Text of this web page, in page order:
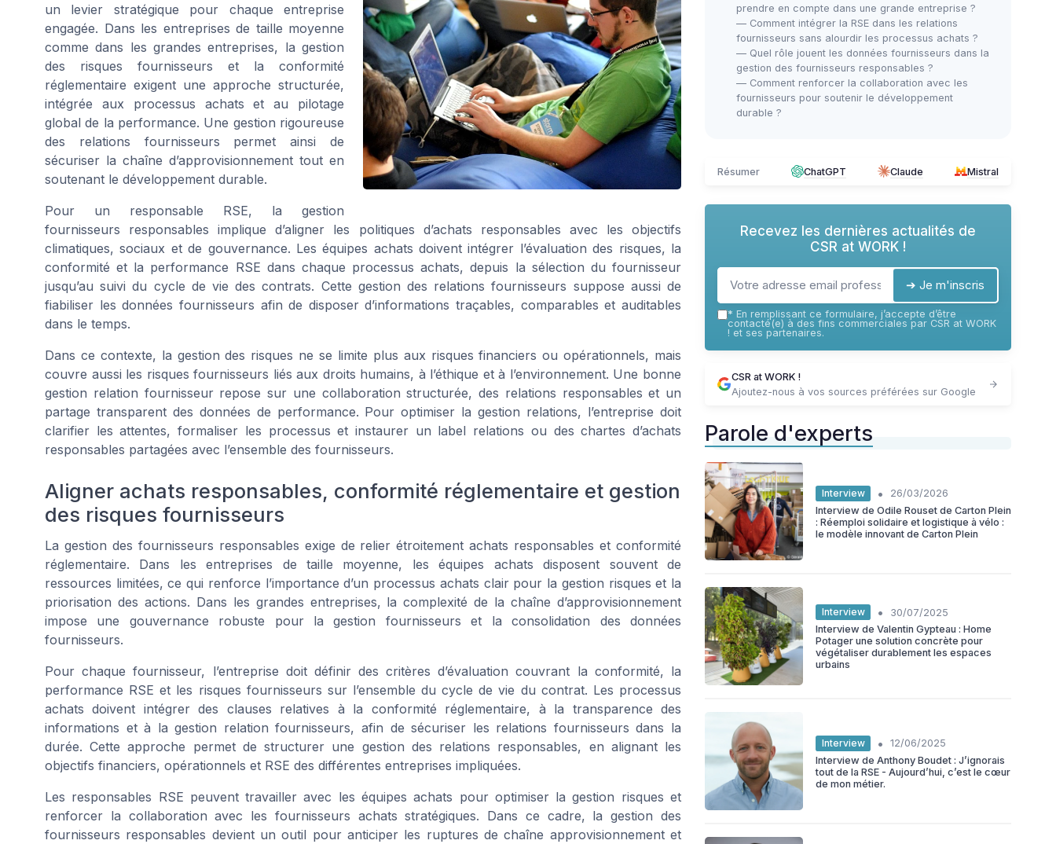
un levier stratégique pour chaque entreprise
engagée. Dans les entreprises de taille moyenne
comme dans les grandes entreprises, la gestion
des risques fournisseurs et la conformité
réglementaire exigent une approche structurée,
intégrée aux processus achats et au pilotage
global de la performance. Une gestion rigoureuse
des relations fournisseurs permet ainsi de
sécuriser la chaîne d’approvisionnement tout en
soutenant le développement durable.
Pour un responsable RSE, la gestion
fournisseurs responsables implique d’aligner les politiques d’achats responsables avec les objectifs
climatiques, sociaux et de gouvernance. Les équipes achats doivent intégrer l’évaluation des risques, la
conformité et la performance RSE dans chaque processus achats, depuis la sélection du fournisseur
jusqu’au suivi du cycle de vie des contrats. Cette gestion des relations fournisseurs suppose aussi de
fiabiliser les données fournisseurs afin de disposer d’informations traçables, comparables et auditables
dans le temps.
Dans ce contexte, la gestion des risques ne se limite plus aux risques financiers ou opérationnels, mais
couvre aussi les risques fournisseurs liés aux droits humains, à l’éthique et à l’environnement. Une bonne
gestion relation fournisseur repose sur une collaboration structurée, des relations responsables et un
partage transparent des données de performance. Pour optimiser la gestion relations, l’entreprise doit
clarifier les attentes, formaliser les processus et instaurer un label relations ou des chartes d’achats
responsables partagées avec l’ensemble des fournisseurs.
Aligner achats responsables, conformité réglementaire et gestion
des risques fournisseurs
La gestion des fournisseurs responsables exige de relier étroitement achats responsables et conformité
réglementaire. Dans les entreprises de taille moyenne, les équipes achats disposent souvent de
ressources limitées, ce qui renforce l’importance d’un processus achats clair pour la gestion risques et la
priorisation des actions. Dans les grandes entreprises, la complexité de la chaîne d’approvisionnement
impose une gouvernance robuste pour la gestion fournisseurs et la consolidation des données
fournisseurs.
Pour chaque fournisseur, l’entreprise doit définir des critères d’évaluation couvrant la conformité, la
performance RSE et les risques fournisseurs sur l’ensemble du cycle de vie du contrat. Les processus
achats doivent intégrer des clauses relatives à la conformité réglementaire, à la transparence des
informations et à la gestion relation fournisseurs, afin de sécuriser les relations fournisseurs dans la
durée. Cette approche permet de structurer une gestion des relations responsables, en alignant les
objectifs financiers, opérationnels et RSE des différentes entreprises impliquées.
Les responsables RSE peuvent travailler avec les équipes achats pour optimiser la gestion risques et
renforcer la collaboration avec les fournisseurs achats stratégiques. Dans ce cadre, la gestion des
fournisseurs responsables devient un outil pour anticiper les ruptures de chaîne approvisionnement et
prendre en compte dans une grande entreprise ?
— Comment intégrer la RSE dans les relations
fournisseurs sans alourdir les processus achats ?
— Quel rôle jouent les données fournisseurs dans la
gestion des fournisseurs responsables ?
— Comment renforcer la collaboration avec les
fournisseurs pour soutenir le développement
durable ?
Résumer ChatGPT Claude Mistral
Recevez les dernières actualités de
CSR at WORK !
➔ Je m'inscris
* En remplissant ce formulaire, j’accepte d’être
contacté(e) à des fins commerciales par CSR at WORK
! et ses partenaires.
CSR at WORK !
Ajoutez-nous à vos sources préférées sur Google
Parole d'experts
Interview •
26/03/2026
Interview de Odile Rouset de Carton Plein
: Réemploi solidaire et logistique à vélo :
le modèle innovant de Carton Plein
Interview •
30/07/2025
Interview de Valentin Gypteau : Home
Potager une solution concrète pour
végétaliser durablement les espaces
urbains
Interview •
12/06/2025
Interview de Anthony Boudet : J’ignorais
tout de la RSE - Aujourd’hui, c’est le cœur
de mon métier.